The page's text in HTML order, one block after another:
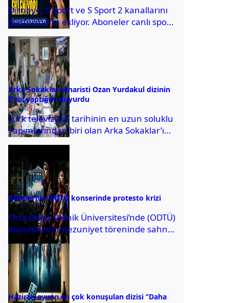
Disney+, S Sport ve S Sport 2 kanallarını
platformuna ekliyor. Aboneler canlı spor
yayınlarını ek ücret ödemeden
izleyebilecek.
Arka Sokaklar senaristi Ozan Yurdakul dizinin
final yaptığını duyurdu
Türk televizyon tarihinin en uzun soluklu
yapımlarından biri olan Arka Sokaklar’ın
senaristi Ozan Yurdakul, 20 sezon
Athena’nın ODTÜ konserinde protesto krizi
Orta Doğu Teknik Üniversitesi’nde (ODTÜ)
düzenlenen mezuniyet töreninde sahne
alan müzik grubu Athena, rektörle
çektirdiği fotoğraflar sebebiyle
öğrencilerin...
Haziran ayının en çok konuşulan dizisi ‘’Daha